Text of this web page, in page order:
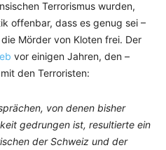
Terrorismus wurden,
offenbar, dass es genug sei –
Mörder von Kloten frei. Der
vor einigen Jahren, den –
den Terroristen:
von denen bisher
gedrungen ist, resultierte ein
der Schweiz und der